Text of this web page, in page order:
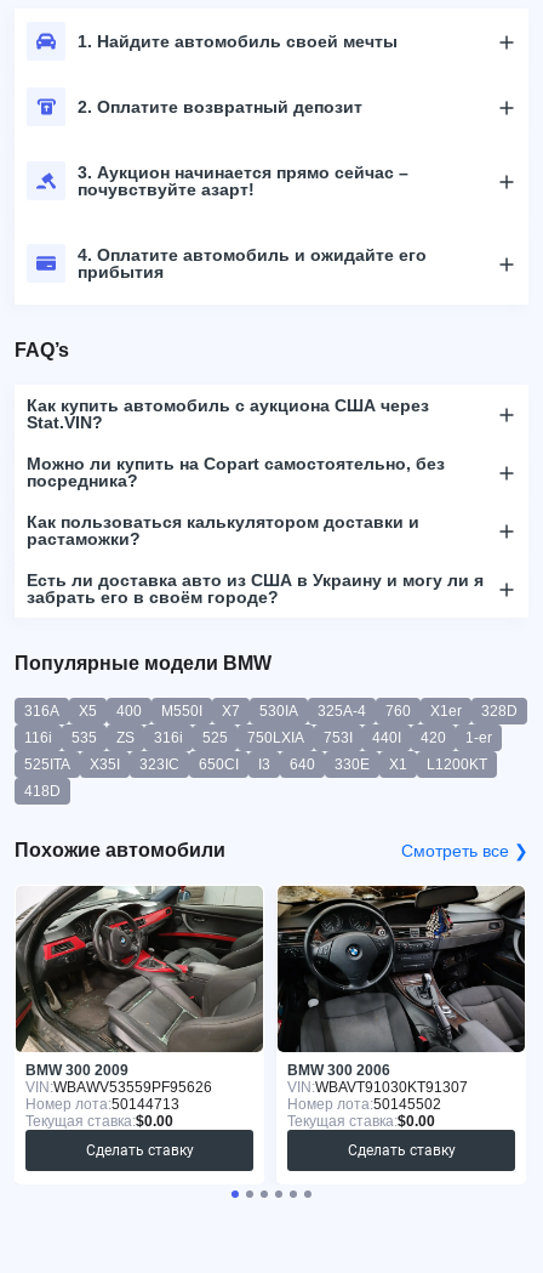
1. Найдите автомобиль своей мечты
2. Оплатите возвратный депозит
3. Аукцион начинается прямо сейчас –
почувствуйте азарт!
4. Оплатите автомобиль и ожидайте его
прибытия
FAQ’s
Как купить автомобиль с аукциона США через
Stat.VIN?
Можно ли купить на Copart самостоятельно, без
посредника?
Как пользоваться калькулятором доставки и
растаможки?
Есть ли доставка авто из США в Украину и могу ли я
забрать его в своём городе?
Популярные модели BMW
316A X5 400 M550I X7 530IA 325A-4 760 X1er
328D
116i
535 ZS 316i 525 750LXIA 753I 440I 420
1-er
525ITA
X35I 323IC 650CI I3 640 330E X1
L1200KT
418D
Похожие автомобили Смотреть все ❯
BMW 300 2009
VIN:WBAWV53559PF95626
Номер лота:50144713
Текущая ставка:$0.00
Сделать ставку
BMW 300 2006
VIN:WBAVT91030KT91307
Номер лота:50145502
Текущая ставка:$0.00
Сделать ставку